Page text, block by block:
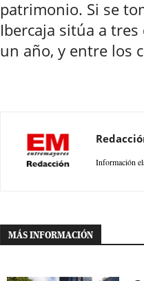
patrimonio. Si se
Ibercaja sitúa a
un año, y entre los
Información
MÁS INFORMACIÓN